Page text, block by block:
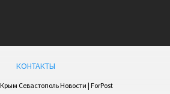
КОНТАКТЫ
Севастополь Новости | ForPost